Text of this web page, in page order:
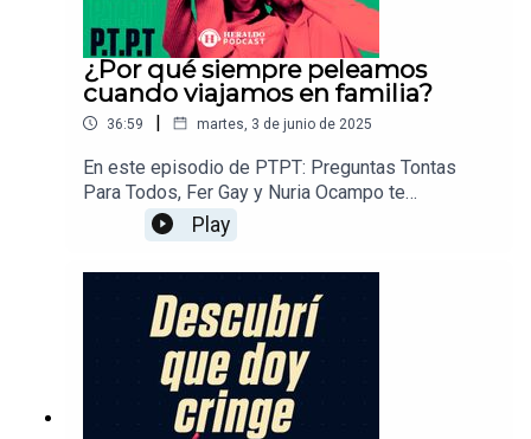
¿Por qué siempre peleamos
cuando viajamos en familia?
36:59 | martes, 3 de junio de 2025
En este episodio de PTPT: Preguntas Tontas
Para Todos, Fer Gay y Nuria Ocampo te
comparten su experiencia real sobre las
vacaciones familiares: esos momentos que
pueden ser todo un desafío. Hablamos de los
conflictos comunes, las expectativas vs. la
realidad y cómo aprender a convivir y disfrutar,
incluso cuando las cosas se complican.
Play